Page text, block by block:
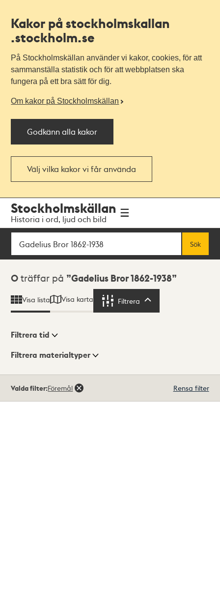
Kakor på stockholmskallan
.stockholm.se
På Stockholmskällan använder vi kakor, cookies, för att
sammanställa statistik och för att webbplatsen ska
fungera på ett bra sätt för dig.
Om kakor på Stockholmskällan
Godkänn alla kakor
Välj vilka kakor vi får använda
navigationen
huvudinnehållet
Stockholmskällan
Historia i ord, ljud och bild
Sök
Sök
Sökresultat
0 träffar på Gadelius Bror 1862-1938
Visa lista Visa karta Filtrera
Visningsläge
Filtrera tid
Filtrera materialtyper
träffar
Valda filter:Föremål Rensa filter